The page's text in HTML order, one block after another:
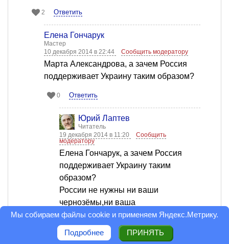
2 Ответить
Елена Гончарук
Мастер
10 декабря 2014 в 22:44
Сообщить модератору
Марта Александрова, а зачем Россия
поддерживает Украину таким образом?
0 Ответить
Юрий Лаптев
Читатель
19 декабря 2014 в 11:20
Сообщить
модератору
Елена Гончарук, а зачем Россия
поддерживает Украину таким
образом?
России не нужны ни ваши
чернозёмы,ни ваша
промышленность,своих хватает.
России нужна безопасность. В свое
время Сталин силовым путем
Мы собираем файлы cookie и применяем Яндекс.Метрику.
Подробнее ПРИНЯТЬ